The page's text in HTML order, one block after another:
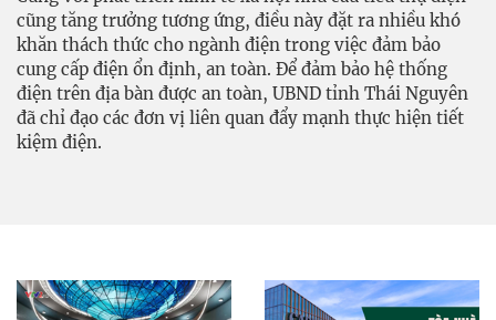
cũng tăng trưởng tương ứng, điều này đặt ra nhiều khó
khăn thách thức cho ngành điện trong việc đảm bảo
cung cấp điện ổn định, an toàn. Để đảm bảo hệ thống
điện trên địa bàn được an toàn, UBND tỉnh Thái Nguyên
đã chỉ đạo các đơn vị liên quan đẩy mạnh thực hiện tiết
kiệm điện.